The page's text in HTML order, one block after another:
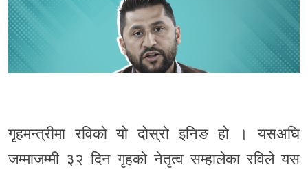
गृहमन्त्रीमा रविको यो दोस्रो इनिङ हो । यसअघि
जम्माजम्मी ३२ दिन गृहको नेतृत्व सम्हालेका रविले यस